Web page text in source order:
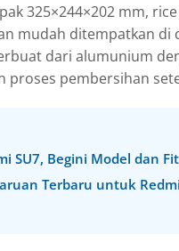
325×244×202 mm,
mudah ditempatkan di
dari alumunium
proses pembersihan
SU7, Begini Model dan
Terbaru untuk